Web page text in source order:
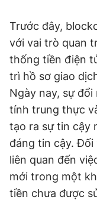
Trước đây,
với vai trò quan
thống tiền điện
trì hồ sơ giao
Ngày nay, sự
tính trung thực
tạo ra sự tin cậy
đáng tin cậy.
liên quan đến
mới trong một
tiền chưa được